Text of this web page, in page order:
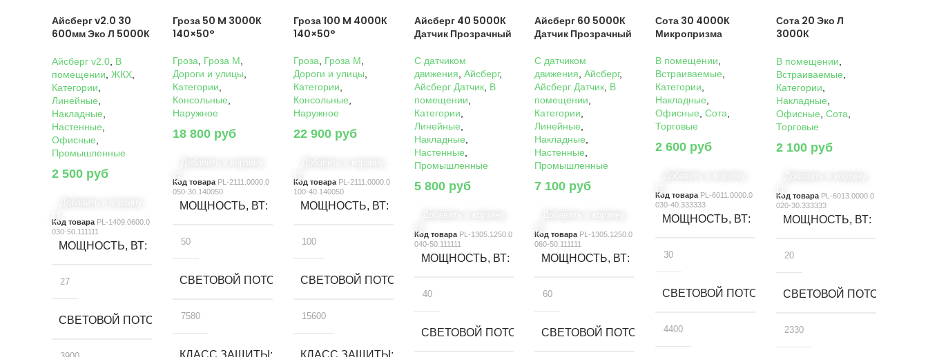
Айсберг v2.0 30
600мм Эко Л 5000К
Айсберг v2.0 В
помещении ЖКХ
Категории
Линейные
Накладные
Настенные
Офисные
Промышленные
2 500 руб
Код товара PL-1409.0600.0
030-50.111111
МОЩНОСТЬ, ВТ
27
СВЕТОВОЙ ПОТОК, ЛМ
Гроза 50 M 3000К
140×50°
Гроза Гроза M
Дороги и улицы
Категории
Консольные
Наружное
18 800 руб
Код товара PL-2111.0000.0
050-30.140050
МОЩНОСТЬ, ВТ
50
СВЕТОВОЙ ПОТОК, ЛМ
7580
КЛАСС ЗАЩИТЫ
Гроза 100 M 4000К
140×50°
Гроза Гроза M
Дороги и улицы
Категории
Консольные
Наружное
22 900 руб
Код товара PL-2111.0000.0
100-40.140050
МОЩНОСТЬ, ВТ
100
СВЕТОВОЙ ПОТОК, ЛМ
15600
КЛАСС ЗАЩИТЫ
Айсберг 40 5000К
Датчик Прозрачный
C датчиком
движения Айсберг,
Айсберг Датчик, В
помещении
Категории
Линейные
Накладные
Настенные
Промышленные
5 800 руб
Код товара PL-1305.1250.0
040-50.111111
МОЩНОСТЬ, ВТ
40
СВЕТОВОЙ ПОТОК, ЛМ
Айсберг 60 5000К
Датчик Прозрачный
C датчиком
движения ,Айсберг,
Айсберг Датчик В
помещении
Категории
Линейные
Накладные
Настенные
Промышленные
7 100 руб
Код товара PL-1305.1250.0
060-50.111111
МОЩНОСТЬ, ВТ
60
СВЕТОВОЙ ПОТОК, ЛМ
Сота 30 4000К
Микропризма
В помещении
Встраиваемые
Категории
Накладные
Офисные ,Сота
Торговые
2 600 руб
Код товара PL-6011.0000.0
030-40.333333
МОЩНОСТЬ, ВТ
30
СВЕТОВОЙ ПОТОК, ЛМ
4400
Сота 20 Эко Л
3000К
В помещении
Встраиваемые
Категории
Накладные
Офисные ,Сота
Торговые
2 100 руб
Код товара PL-6013.0000.0
020-30.333333
МОЩНОСТЬ, ВТ
20
СВЕТОВОЙ ПОТОК, ЛМ
2330